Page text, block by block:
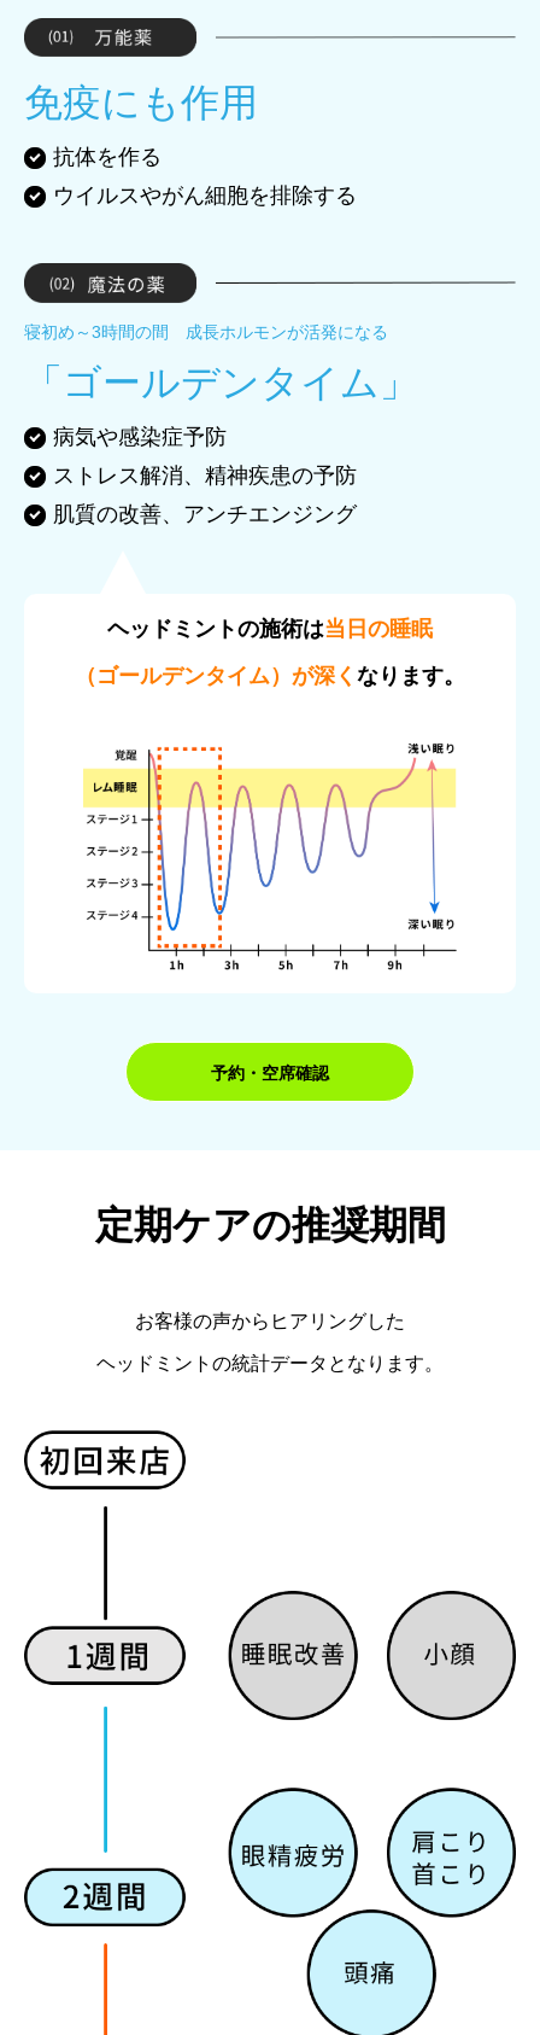
免疫にも作用
抗体を作る
ウイルスやがん細胞を排除する
寝初め～3時間の間 成長ホルモンが活発になる
「ゴールデンタイム」
病気や感染症予防
ストレス解消、精神疾患の予防
肌質の改善、アンチエンジング
ヘッドミントの施術は当日の睡眠
（ゴールデンタイム）が深く なります。
予約・空席確認
定期ケアの推奨期間
お客様の声からヒアリングした
ヘッドミントの統計データとなります。